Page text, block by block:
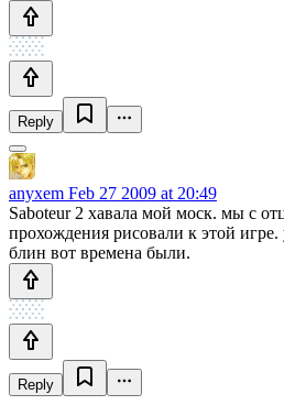
Reply
anyxem Feb 27 2009 at 20:49
Saboteur 2 хавала мой моск. мы с
прохождения рисовали к этой
блин вот времена были.
Reply